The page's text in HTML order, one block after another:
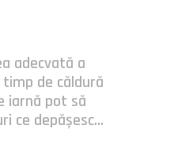
adecvată a
de căldură
iarnă pot să
ce depășesc...